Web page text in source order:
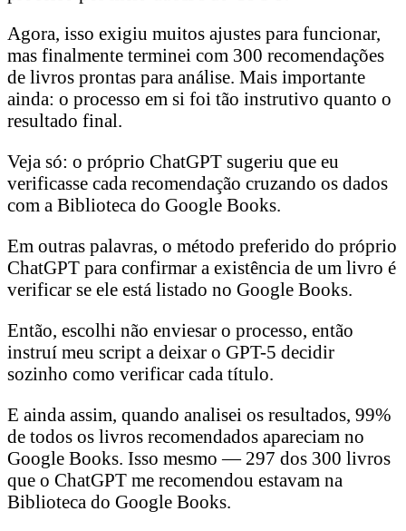
Agora, isso exigiu muitos ajustes para funcionar,
mas finalmente terminei com 300 recomendações
de livros prontas para análise. Mais importante
ainda: o processo em si foi tão instrutivo quanto o
resultado final.
Veja só: o próprio ChatGPT sugeriu que eu
verificasse cada recomendação cruzando os dados
com a Biblioteca do Google Books.
Em outras palavras, o método preferido do próprio
ChatGPT para confirmar a existência de um livro é
verificar se ele está listado no Google Books.
Então, escolhi não enviesar o processo, então
instruí meu script a deixar o GPT-5 decidir
sozinho como verificar cada título.
E ainda assim, quando analisei os resultados, 99%
de todos os livros recomendados apareciam no
Google Books. Isso mesmo — 297 dos 300 livros
que o ChatGPT me recomendou estavam na
Biblioteca do Google Books.